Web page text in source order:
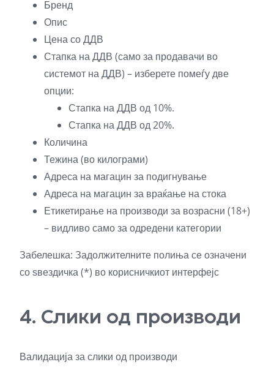
Бренд
Опис
Цена со ДДВ
Стапка на ДДВ (само за продавачи во
системот на ДДВ) – изберете помеѓу две
опции:
Стапка на ДДВ од 10%.
Стапка на ДДВ од 20%.
Количина
Тежина (во килограми)
Адреса на магацин за подигнување
Адреса на магацин за враќање на стока
Етикетирање на производи за возрасни (18+)
– видливо само за одредени категории
Забелешка: Задолжителните полиња се означени
со ѕвездичка (*) во корисничкиот интерфејс
4. Слики од производи
Валидација за слики од производи